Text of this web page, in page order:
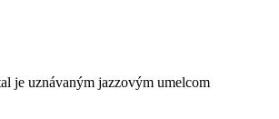
je uznávaným jazzovým umelcom